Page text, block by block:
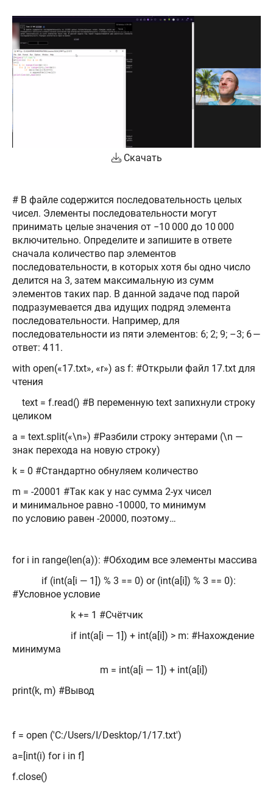
Скачать
# В файле содержится последовательность целых
чисел. Элементы последовательности могут
принимать целые значения от −10 000 до 10 000
включительно. Определите и запишите в ответе
сначала количество пар элементов
последовательности, в которых хотя бы одно число
делится на 3, затем максимальную из сумм
элементов таких пар. В данной задаче под парой
подразумевается два идущих подряд элемента
последовательности. Например, для
последовательности из пяти элементов: 6; 2; 9; –3; 6 —
ответ: 4 11.
with open(«17.txt», «r») as f: #Открыли файл 17.txt для
чтения
text = f.read() #В переменную text запихнули строку
целиком
a = text.split(«\n») #Разбили строку энтерами (\n —
знак перехода на новую строку)
k = 0 #Стандартно обнуляем количество
m = -20001 #Так как у нас сумма 2-ух чисел
и минимальное равно -10000, то минимум
по условию равен -20000, поэтому…
for i in range(len(a)): #Обходим все элементы массива
if (int(a[i — 1]) % 3 == 0) or (int(a[i]) % 3 == 0):
#Условное условие
k += 1 #Счётчик
if int(a[i — 1]) + int(a[i]) > m: #Нахождение
минимума
m = int(a[i — 1]) + int(a[i])
print(k, m) #Вывод
f = open ('C:/Users/I/Desktop/1/17.txt')
a=[int(i) for i in f]
f.close()